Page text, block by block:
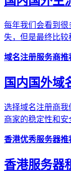
每年我们会看到很
失，但是最终比较
域名注册服务商推
国内国外域
选择域名注册商
商家的稳定性和
香港优秀服务器推
香港服务器